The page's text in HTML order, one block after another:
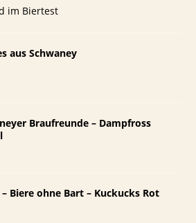
im Biertest
aus Schwaney
Braufreunde – Dampfross
Biere ohne Bart – Kuckucks Rot